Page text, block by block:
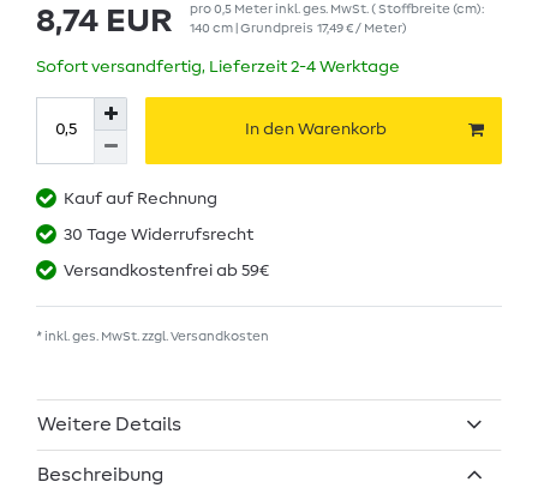
8,74 EUR pro0,5 Meterinkl. ges. MwSt. ( Stoffbreite (cm):
140 cm | Grundpreis 17,49 € / Meter)
Sofort versandfertig, Lieferzeit 2-4 Werktage
In den Warenkorb
Kauf auf Rechnung
30 Tage Widerrufsrecht
Versandkostenfrei ab 59€
* inkl. ges. MwSt. zzgl. Versandkosten
Weitere Details
Beschreibung